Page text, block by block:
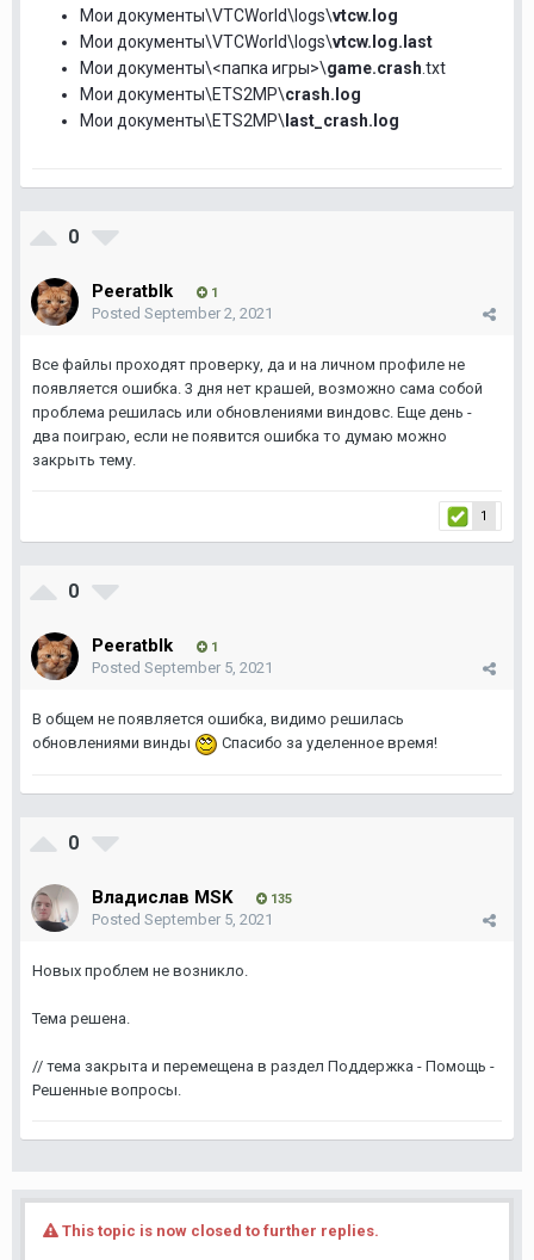
Мои документы\VTCWorld\logs\vtcw.log
Мои документы\VTCWorld\logs\vtcw.log.last
Мои документы\<папка игры>\game.сrash .txt
Мои документы\ETS2MP\crash.log
Мои документы\ETS2MP\ last_crash.log
0
Peeratblk 1
Posted September 2, 2021
Все файлы проходят проверку, да и на личном профиле не
появляется ошибка. 3 дня нет крашей, возможно сама собой
проблема решилась или обновлениями виндовс. Еще день -
два поиграю, если не появится ошибка то думаю можно
закрыть тему.
1
0
Peeratblk 1
Posted September 5, 2021
В общем не появляется ошибка, видимо решилась
обновлениями винды
Спасибо за уделенное время!
0
Владислав MSK 135
Posted September 5, 2021
Новых проблем не возникло.
Тема решена.
// тема закрыта и перемещена в раздел Поддержка - Помощь -
Решенные вопросы.
This topic is now closed to further replies.